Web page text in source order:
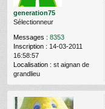
generation75
Sélectionneur
Messages : 8353
Inscription : 14-03-2011
16:58:57
Localisation : st aignan de
grandlieu